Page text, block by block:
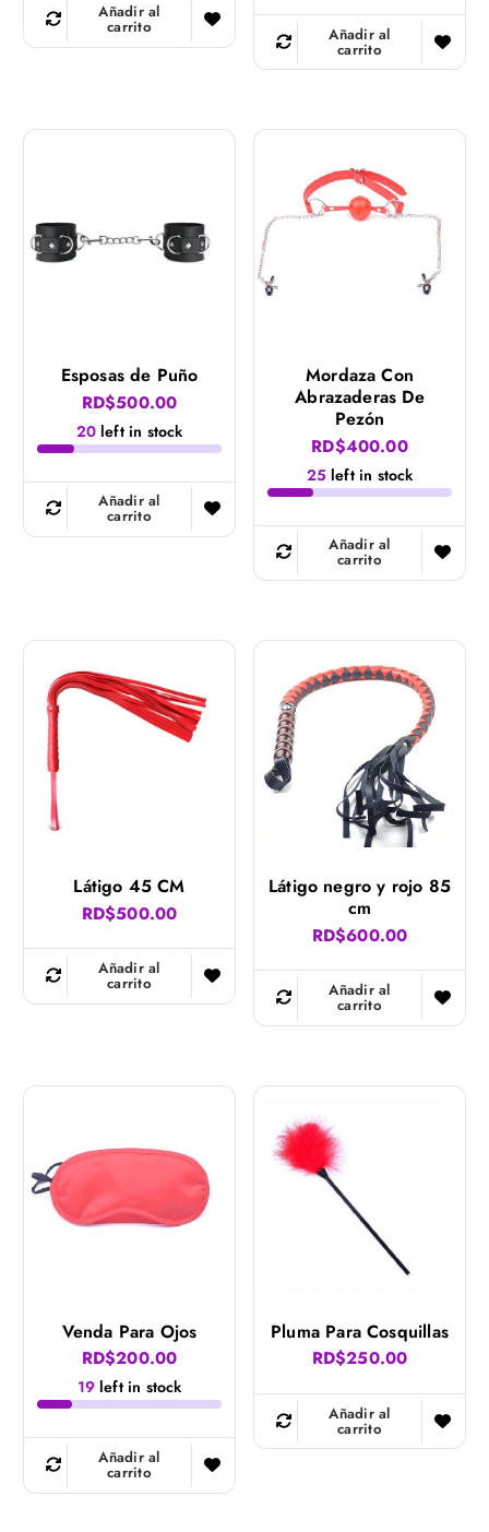
Añadir al
carrito Añadir al
carrito
Esposas de Puño
RD$500.00
20left in stock
Añadir al
carrito
Mordaza Con
Abrazaderas De
Pezón
RD$400.00
25 left in stock
Añadir al
carrito
Látigo 45 CM
RD$500.00
Añadir al
carrito
Látigo negro y rojo 85
cm
RD$600.00
Añadir al
carrito
Venda Para Ojos
RD$200.00
19left in stock
Añadir al
carrito
Pluma Para Cosquillas
RD$250.00
Añadir al
carrito